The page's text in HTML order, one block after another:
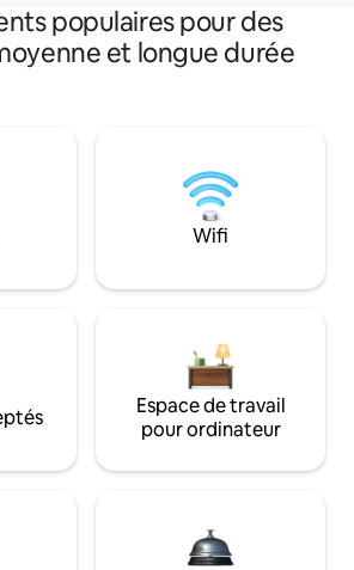
populaires pour des
et longue durée
Wifi
Espace de travail
pour ordinateur